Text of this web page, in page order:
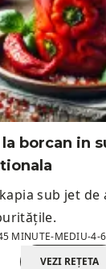
borcan in
sub jet de
MINUTE-MEDIU-4-
VEZI REȚETA